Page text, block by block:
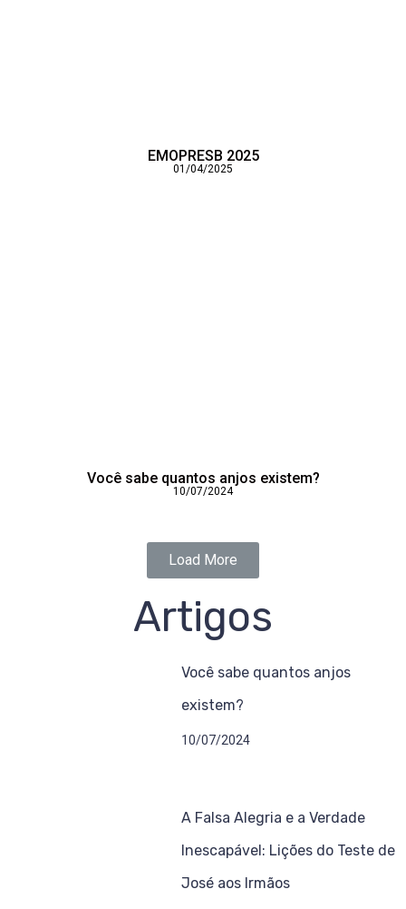
EMOPRESB 2025
01/04/2025
Você sabe quantos anjos existem?
10/07/2024
Load More
Artigos
Você sabe quantos anjos
existem?
10/07/2024
A Falsa Alegria e a Verdade
Inescapável: Lições do Teste de
José aos Irmãos